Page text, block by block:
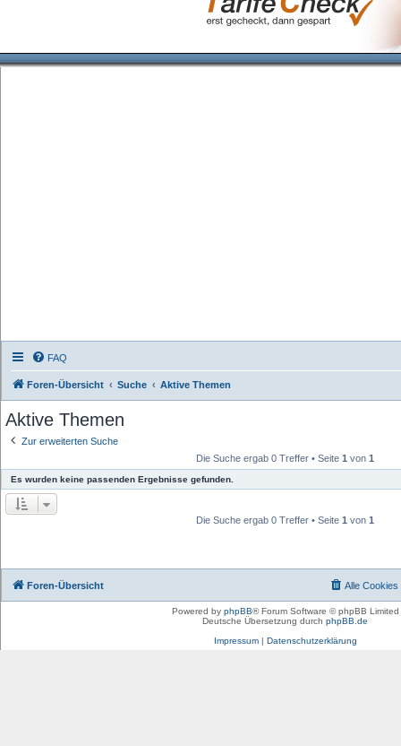
FAQ
Foren-Übersicht Suche Aktive Themen
Aktive Themen
Zur erweiterten Suche
Die Suche ergab 0 Treffer • Seite 1 von 1
Es wurden keine passenden Ergebnisse gefunden.
Die Suche ergab 0 Treffer • Seite 1 von 1
Foren-Übersicht Alle Cookies
Powered by phpBB® Forum Software © phpBB Limited
Deutsche Übersetzung durch phpBB.de
Impressum| Datenschutzerklärung